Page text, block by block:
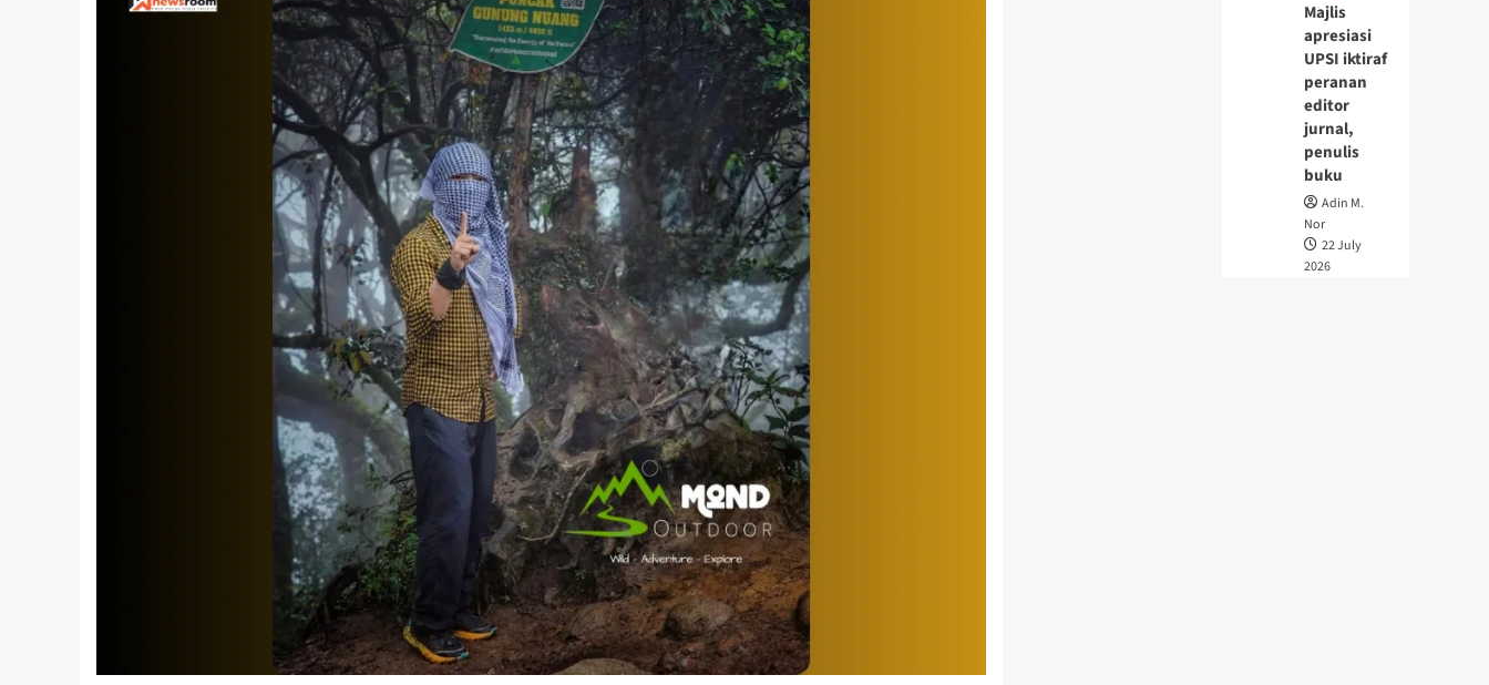
Majlis
apresiasi
UPSI iktiraf
peranan
editor
jurnal,
penulis
buku
Adin M.
Nor
22 July
2026